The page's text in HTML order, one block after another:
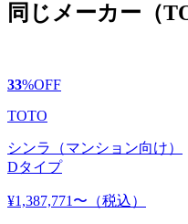
同じメーカー（
33%OFF
TOTO
シンラ（マンション向け）
Dタイプ
¥1,387,771〜 （税込）